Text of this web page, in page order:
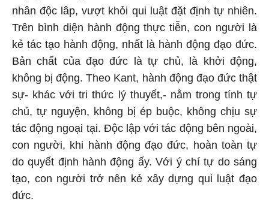
nhân độc lâp, vượt khỏi qui luật đặt định tự nhiên.
Trên bình diện hành động thực tiễn, con người là
kẻ tác tạo hành động, nhất là hành động đạo đức.
Bản chất của đạo đức là tự chủ, là khởi động,
không bị động. Theo Kant, hành động đạo đức thật
sự- khác với tri thức lý thuyết,- nằm trong tính tự
chủ, tự nguyện, không bị ép buộc, không chịu sự
tác động ngoại tại. Độc lập với tác động bên ngoài,
con người, khi hành động đạo đức, hoàn toàn tự
do quyết định hành động ấy. Với ý chí tự do sáng
tạo, con người trở nên kẻ xây dựng qui luật đạo
đức.